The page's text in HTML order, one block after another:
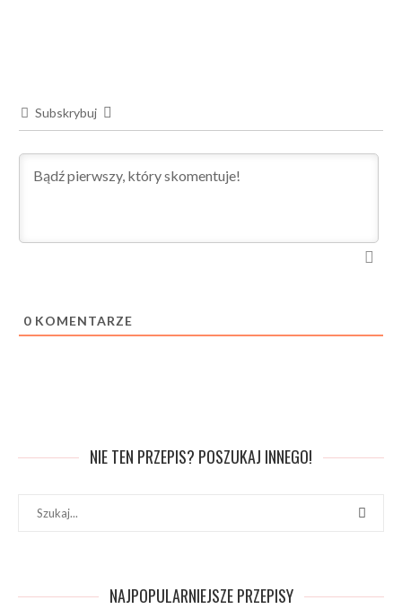
Subskrybuj
0 KOMENTARZE
NIE TEN PRZEPIS? POSZUKAJ INNEGO!
NAJPOPULARNIEJSZE PRZEPISY